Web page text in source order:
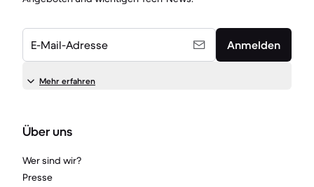
E-Mail-Adresse Anmelden
Mehr erfahren
Über uns
Wer sind wir?
Presse